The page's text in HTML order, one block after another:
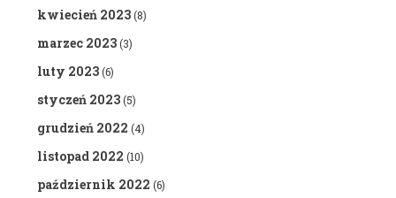
kwiecień 2023(8)
marzec 2023(3)
luty 2023(6)
styczeń 2023(5)
grudzień 2022 (4)
listopad 2022 (10)
październik 2022 (6)